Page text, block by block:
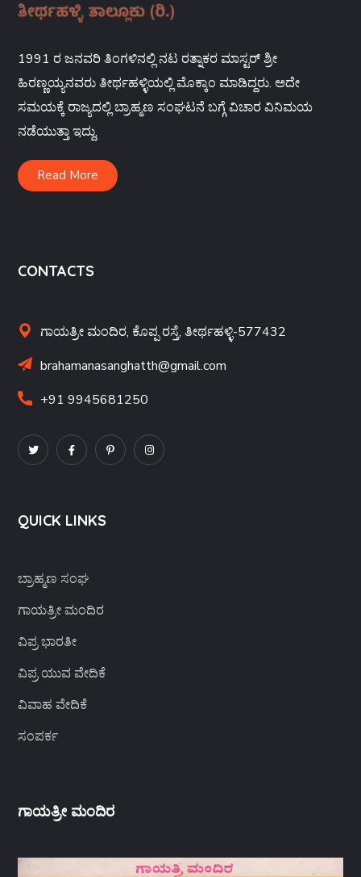
1991 ರ ಜನವರಿ ತಿಂಗಳಿನಲ್ಲಿ ನಟ ರತ್ನಾಕರ ಮಾಸ್ಟರ್ ಶ್ರೀ
ಹಿರಣ್ಣಯ್ಯನವರು ತೀರ್ಥಹಳ್ಳಿಯಲ್ಲಿ ಮೊಕ್ಕಾಂ ಮಾಡಿದ್ದರು. ಅದೇ
ಸಮಯಕ್ಕೆ ರಾಜ್ಯದಲ್ಲಿ ಬ್ರಾಹ್ಮಣ ಸಂಘಟನೆ ಬಗ್ಗೆ ವಿಚಾರ ವಿನಿಮಯ
ನಡೆಯುತ್ತಾ ಇದ್ದು,
Read More
CONTACTS
ಗಾಯತ್ರೀ ಮಂದಿರ, ಕೊಪ್ಪ ರಸ್ತೆ, ತೀರ್ಥಹಳ್ಳಿ-577432
brahamanasanghatth@gmail.com
+91 9945681250
QUICK LINKS
ಬ್ರಾಹ್ಮಣ ಸಂಘ
ಗಾಯತ್ರೀ ಮಂದಿರ
ವಿಪ್ರ ಭಾರತೀ
ವಿಪ್ರ ಯುವ ವೇದಿಕೆ
ವಿವಾಹ ವೇದಿಕೆ
ಸಂಪರ್ಕ
ಗಾಯತ್ರೀ ಮಂದಿರ